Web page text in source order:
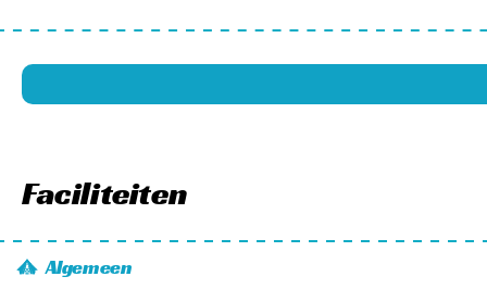
Faciliteiten
Algemeen